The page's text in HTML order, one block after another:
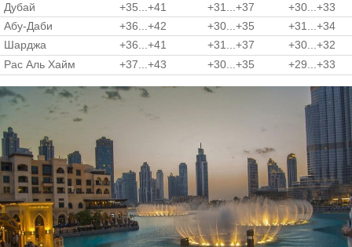
Дубай
+35...+41 +31...+37
+30...+33
Абу-Даби
+36...+42 +30...+35
+31...+34
Шарджа
+36...+41 +31...+37
+30...+32
Рас Аль Хайм
+37...+43 +30...+35 +29...+33